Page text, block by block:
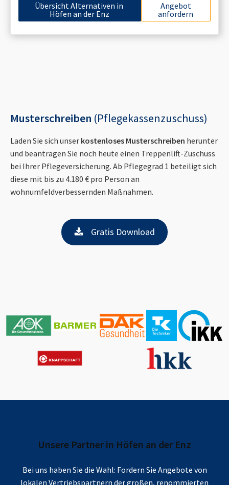
Übersicht Alternativen in
Höfen an der Enz
Angebot
anfordern
Musterschreiben (Pflegekassenzuschuss)
Laden Sie sich unser kostenloses Musterschreiben herunter
und beantragen Sie noch heute einen Treppenlift-Zuschuss
bei Ihrer Pflegeversicherung. Ab Pflegegrad 1 beteiligt sich
diese mit bis zu 4.180 € pro Person an
wohnumfeldverbessernden Maßnahmen.
Gratis Download
Unsere Partner in Höfen an der Enz
Bei uns haben Sie die Wahl: Fordern Sie Angebote von
lokalen Vertriebspartnern der großen, renommierten